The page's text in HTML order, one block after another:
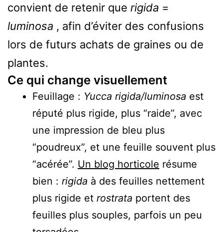
convient de retenir que rigida =
luminosa , afin d’éviter des confusions
lors de futurs achats de graines ou de
plantes.
Ce qui change visuellement
Feuillage : Yucca rigida/luminosa est
réputé plus rigide, plus “raide”, avec
une impression de bleu plus
“poudreux”, et une feuille souvent plus
“acérée”. Un blog horticole résume
bien : rigida à des feuilles nettement
plus rigide et rostrata portent des
feuilles plus souples, parfois un peu